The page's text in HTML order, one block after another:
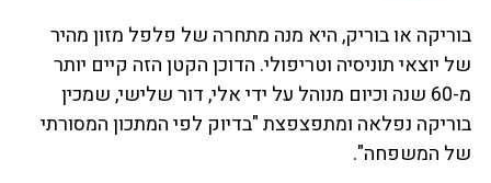
בוריקה או בוריק, היא מנה מתחרה של פלפל מזון מהיר
של יוצאי תוניסיה וטריפולי. הדוכן הקטן הזה קיים יותר
מ-60 שנה וכיום מנוהל על ידי אלי, דור שלישי, שמכין
בוריקה נפלאה ומתפצפצת "בדיוק לפי המתכון המסורתי
של המשפחה".